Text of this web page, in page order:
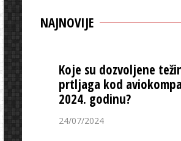
NAJNOVIJE
Koje su dozvoljene
prtljaga kod
2024. godinu?
24/07/2024